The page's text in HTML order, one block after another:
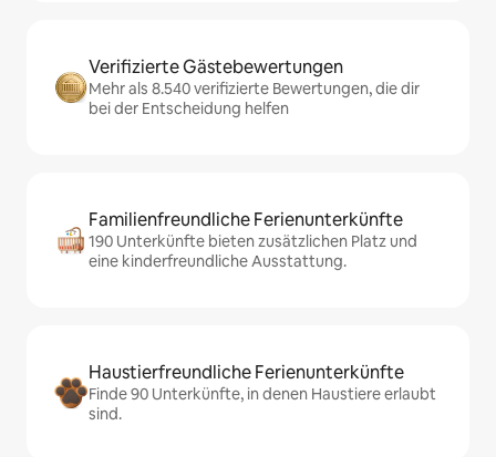
Verifizierte Gästebewertungen
Mehr als 8.540 verifizierte Bewertungen, die dir
bei der Entscheidung helfen
Familienfreundliche Ferienunterkünfte
190 Unterkünfte bieten zusätzlichen Platz und
eine kinderfreundliche Ausstattung.
Haustierfreundliche Ferienunterkünfte
Finde 90 Unterkünfte, in denen Haustiere erlaubt
sind.